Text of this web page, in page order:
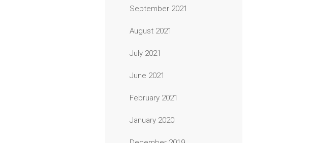
September 2021
August 2021
July 2021
June 2021
February 2021
January 2020